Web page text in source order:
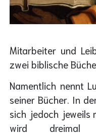
Mitarbeiter und
zwei biblische
Namentlich nennt
seiner Bücher. In
sich jedoch jeweils
wird